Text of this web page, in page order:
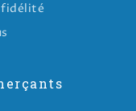
fidélité